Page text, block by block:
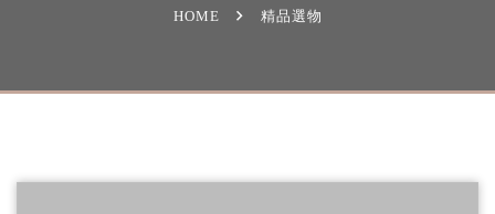
HOME 精品選物